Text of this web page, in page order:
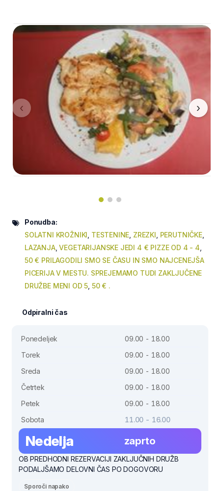
‹ ›
Ponudba:
SOLATNI KROŽNIKI TESTENINE ZREZKI PERUTNIČKE,
LAZANJA,VEGETARIJANSKE JEDI 4 € PIZZE OD 4 - 4
50 € PRILAGODILI SMO SE ČASU IN SMO NAJCENEJŠA
PICERIJA V MESTU. SPREJEMAMO TUDI ZAKLJUČENE
DRUŽBE MENI OD 5 50 € .
Odpiralni čas
Ponedeljek
09.00 - 18.00
Torek
09.00 - 18.00
Sreda
09.00 - 18.00
Četrtek
09.00 - 18.00
Petek
09.00 - 18.00
Sobota
11.00 - 16.00
Nedelja zaprto
OB PREDHODNI REZERVACIJI ZAKLJUČNIH DRUŽB
PODALJŠAMO DELOVNI ČAS PO DOGOVORU
Sporoči napako